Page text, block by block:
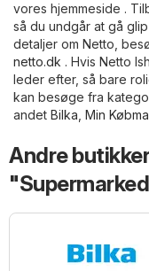
vores hjemmeside .
så du undgår at gå
detaljer om Netto,
netto.dk . Hvis Netto
leder efter, så bare
kan besøge fra
andet Bilka Min
Andre